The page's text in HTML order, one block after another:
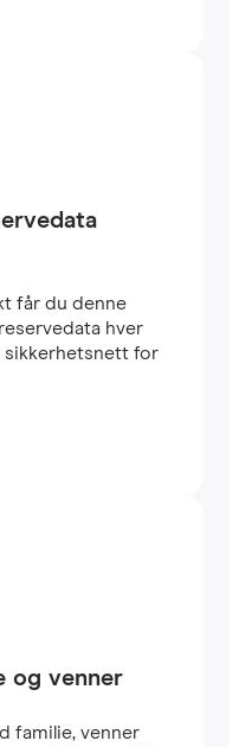
får du denne
hver
sikkerhetsnett for
og venner
familie, venner